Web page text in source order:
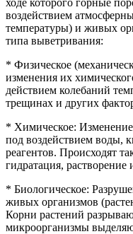
ходе которого горные
воздействием
температуры) и живых
типа выветривания:
* Физическое
изменения их
действием колебаний
трещинах и других
* Химическое:
под воздействием воды,
реагентов. Происходят
гидратация, растворение
* Биологическое:
живых организмов
Корни растений
микроорганизмы